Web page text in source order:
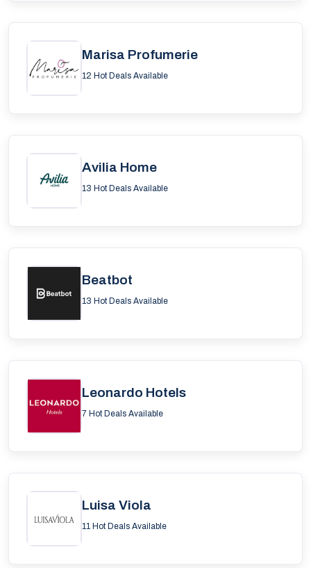
Marisa Profumerie
12 Hot Deals Available
Avilia Home
13 Hot Deals Available
Beatbot
13 Hot Deals Available
Leonardo Hotels
7 Hot Deals Available
Luisa Viola
11 Hot Deals Available